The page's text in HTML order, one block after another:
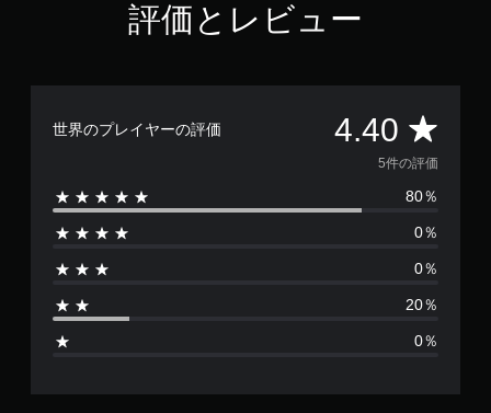
評価とレビュー
世界のプレイヤーの評価 4.40 評
価
数
は
、
5件の評価
80％
0％
0％
20％
0％